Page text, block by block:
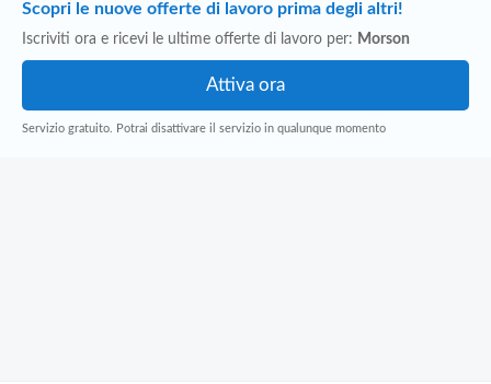
Scopri le nuove offerte di lavoro prima degli altri!
Iscriviti ora e ricevi le ultime offerte di lavoro per: Morson
Servizio gratuito. Potrai disattivare il servizio in qualunque momento